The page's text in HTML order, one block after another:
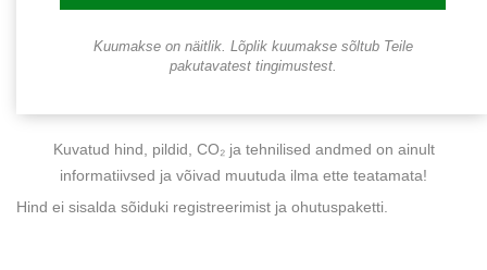
Kuumakse on näitlik. Lõplik kuumakse sõltub Teile
pakutavatest tingimustest.
Kuvatud hind, pildid, CO₂ ja tehnilised andmed on ainult
informatiivsed ja võivad muutuda ilma ette teatamata!
Hind ei sisalda sõiduki registreerimist ja ohutuspaketti.